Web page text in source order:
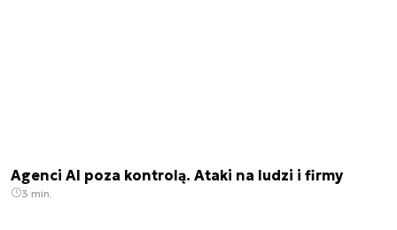
Agenci AI poza kontrolą. Ataki na ludzi i firmy
3 min.